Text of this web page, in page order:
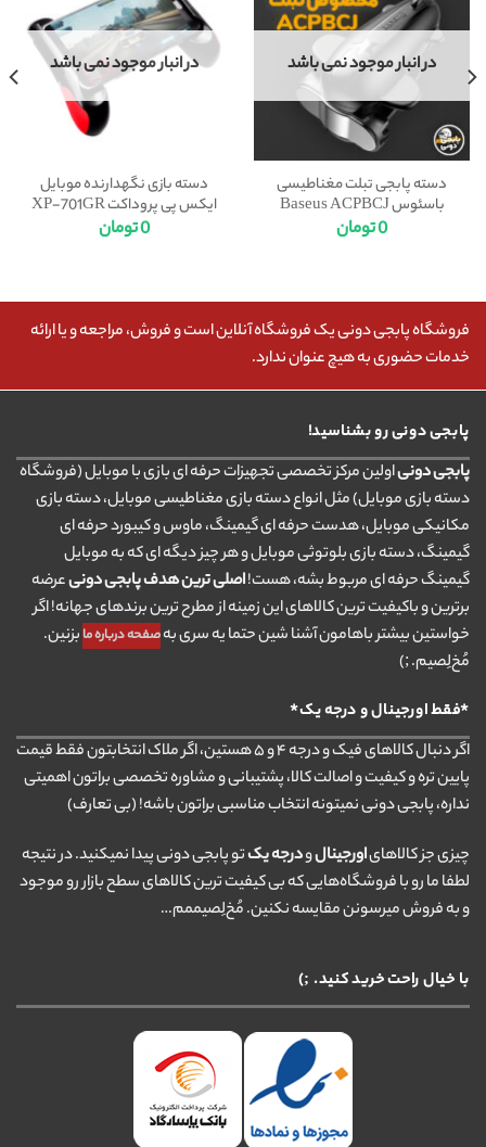
در انبار موجود نمی باشد
دسته پابجی تبلت مغناطیسی
باسئوس Baseus ACPBCJ
0تومان
در انبار موجود نمی باشد
دسته بازی نگهدارنده موبایل
ایکس پی پروداکت XP-701GR
0تومان
فروشگاه پابجی دونی یک فروشگاه آنلاین است و فروش، مراجعه و یا ارائه
خدمات حضوری به هیچ عنوان ندارد.
پابجی دونی رو بشناسید!
پابجی دونیاولین مرکز تخصصی تجهیزات حرفه ای بازی با موبایل (فروشگاه
دسته بازی موبایل) مثل انواع دسته بازی مغناطیسی موبایل، دسته بازی
مکانیکی موبایل، هدست حرفه ای گیمینگ، ماوس و کیبورد حرفه ای
گیمینگ، دسته بازی بلوتوثی موبایل و هر چیز دیگه ای که به موبایل
گیمینگ حرفه ای مربوط بشه، هست!اصلی ترین هدف پابجی دونیعرضه
برترین و باکیفیت ترین کالاهای این زمینه از مطرح ترین برندهای جهانه! اگر
خواستین بیشتر باهامون آشنا شین حتما یه سری بهصفحه درباره ما بزنین.
مُخ‌لِصیم. ;)
*فقط اورجینال و درجه یک*
اگر دنبال کالاهای فیک و درجه ۴ و ۵ هستین، اگر ملاک انتخابتون فقط قیمت
پایین تره و کیفیت و اصالت کالا، پشتیبانی و مشاوره تخصصی براتون اهمیتی
نداره، پابجی دونی نمیتونه انتخاب مناسبی براتون باشه! (بی تعارف)
چیزی جز کالاهایاورجینالودرجه یکتو پابجی دونی پیدا نمیکنید. در نتیجه
لطفا ما رو با فروشگاه‌هایی که بی کیفیت ترین کالاهای سطح بازار رو موجود
و به فروش میرسونن مقایسه نکنین. مُخ‌لِصیممم…
با خیال راحت خرید کنید. ;)